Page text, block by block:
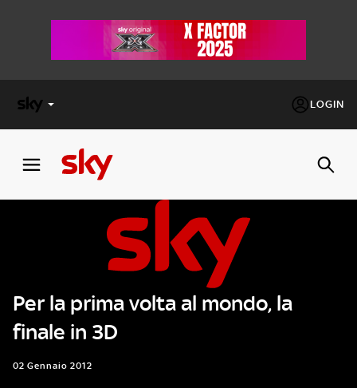
LOGIN
FACTOR
Cos’altro vedere:
PROGRAMMI SKY
Un mondo di offerte:
SKY.IT
Per la prima volta al mondo, la
finale in 3D
02 Gennaio 2012